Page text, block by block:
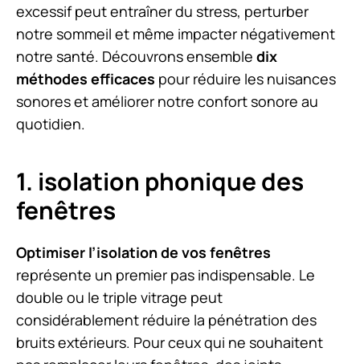
excessif peut entraîner du stress, perturber
notre sommeil et même impacter négativement
notre santé. Découvrons ensemble dix
méthodes efficaces pour réduire les nuisances
sonores et améliorer notre confort sonore au
quotidien.
1. isolation phonique des
fenêtres
Optimiser l’isolation de vos fenêtres
représente un premier pas indispensable. Le
double ou le triple vitrage peut
considérablement réduire la pénétration des
bruits extérieurs. Pour ceux qui ne souhaitent